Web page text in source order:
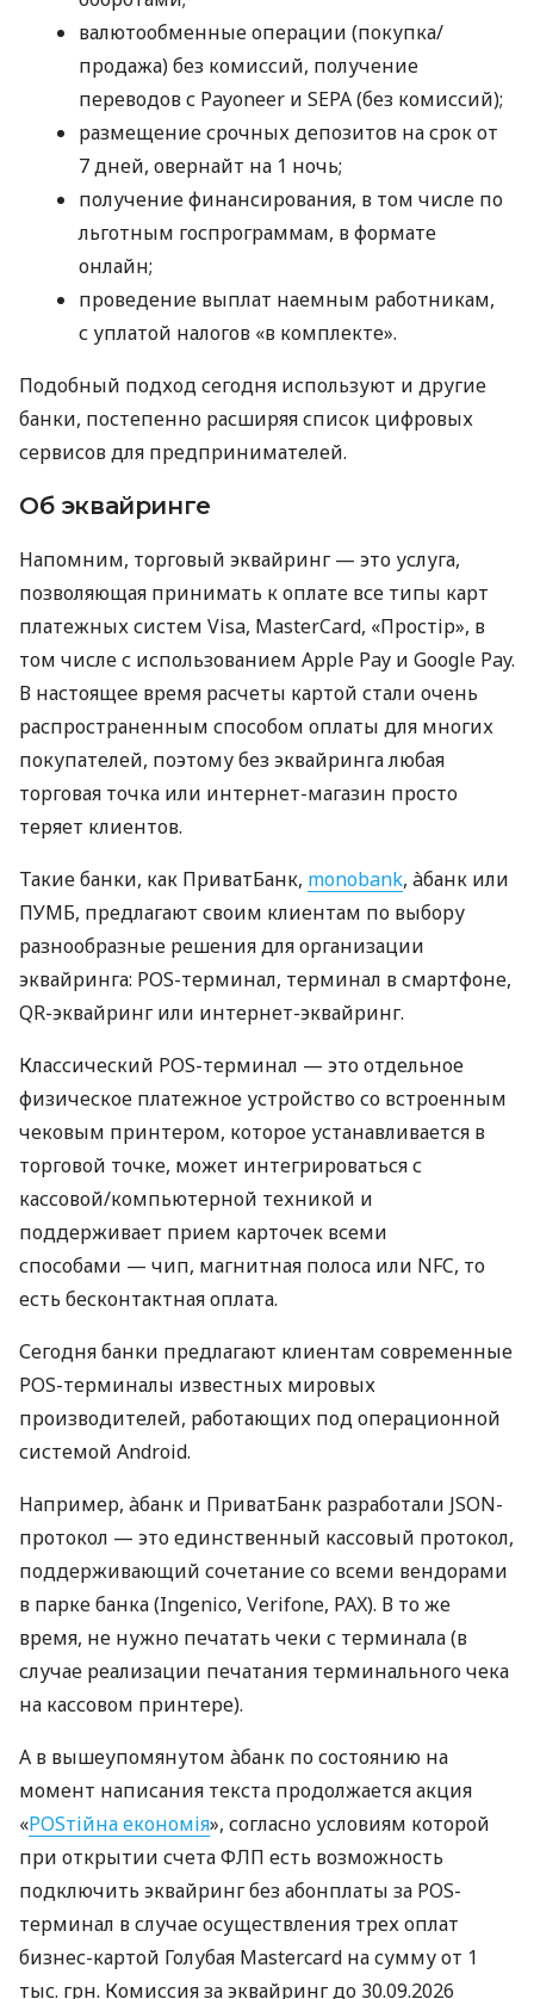
валютообменные операции (покупка/
продажа) без комиссий, получение
переводов с Payoneer и SEPA (без комиссий);
размещение срочных депозитов на срок от
7 дней, овернайт на 1 ночь;
получение финансирования, в том числе по
льготным госпрограммам, в формате
онлайн;
проведение выплат наемным работникам,
с уплатой налогов «в комплекте».
Подобный подход сегодня используют и другие
банки, постепенно расширяя список цифровых
сервисов для предпринимателей.
Об эквайринге
Напомним, торговый эквайринг — это услуга,
позволяющая принимать к оплате все типы карт
платежных систем Visa, MasterCard, «Простір», в
том числе с использованием Apple Pay и Google Pay.
В настоящее время расчеты картой стали очень
распространенным способом оплаты для многих
покупателей, поэтому без эквайринга любая
торговая точка или интернет-магазин просто
теряет клиентов.
Такие банки, как ПриватБанк, monobank, àбанк или
ПУМБ, предлагают своим клиентам по выбору
разнообразные решения для организации
эквайринга: POS-терминал, терминал в смартфоне,
QR-эквайринг или интернет-эквайринг.
Классический POS-терминал — это отдельное
физическое платежное устройство со встроенным
чековым принтером, которое устанавливается в
торговой точке, может интегрироваться с
кассовой/компьютерной техникой и
поддерживает прием карточек всеми
способами — чип, магнитная полоса или NFC, то
есть бесконтактная оплата.
Сегодня банки предлагают клиентам современные
POS-терминалы известных мировых
производителей, работающих под операционной
системой Android.
Например, àбанк и ПриватБанк разработали JSON-
протокол — это единственный кассовый протокол,
поддерживающий сочетание со всеми вендорами
в парке банка (Ingenico, Verifone, PAX). В то же
время, не нужно печатать чеки с терминала (в
случае реализации печатания терминального чека
на кассовом принтере).
А в вышеупомянутом àбанк по состоянию на
момент написания текста продолжается акция
«POSтійна економія», согласно условиям которой
при открытии счета ФЛП есть возможность
подключить эквайринг без абонплаты за POS-
терминал в случае осуществления трех оплат
бизнес-картой Голубая Mastercard на сумму от 1
тыс. грн. Комиссия за эквайринг до 30.09.2026